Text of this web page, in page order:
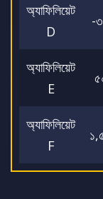
অ্যাফিলিয়েট
D
-
অ্যাফিলিয়েট
E
অ্যাফিলিয়েট
F